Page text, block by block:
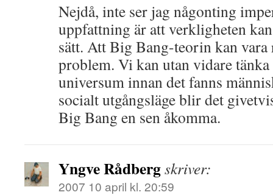
Nejdå, inte ser jag någonting
uppfattning är att verkligheten
sätt. Att Big Bang-teorin kan
problem. Vi kan utan vidare
universum innan det fanns
socialt utgångsläge blir det
Big Bang en sen åkomma.
Yngve Rådbergskriver:
2007 10 april kl. 20:59